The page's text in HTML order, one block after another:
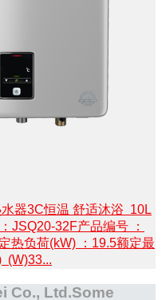
器3C恒温 舒适沐浴 10L
JSQ20-32F产品编号 ：
热负荷(kW) ：19.5额定最
(W)33...
Co., Ltd.Some